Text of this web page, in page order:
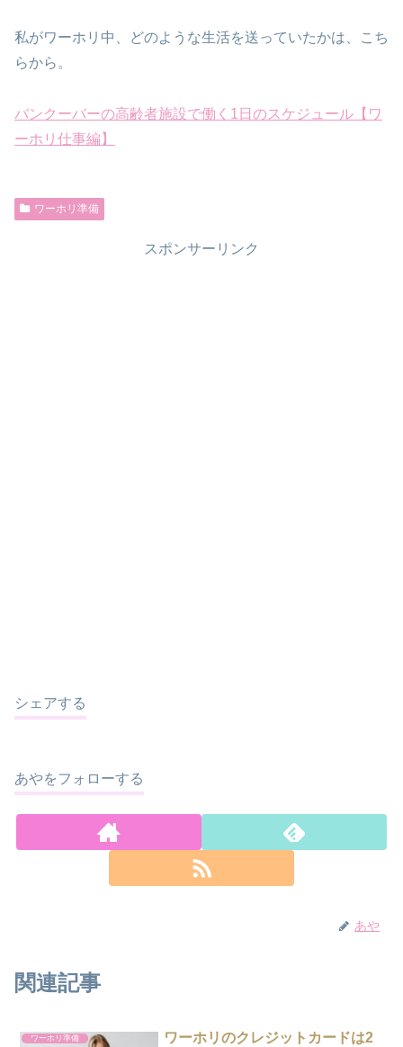
私がワーホリ中、どのような生活を送っていたかは、こち
らから。
バンクーバーの高齢者施設で働く1日のスケジュール【ワ
ーホリ仕事編】
ワーホリ準備
スポンサーリンク
シェアする
あやをフォローする
あや
関連記事
ワーホリ準備
ワーホリのクレジットカードは2